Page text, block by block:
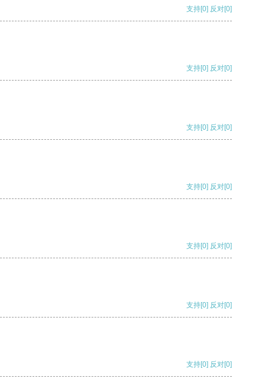
支持[0] 反对[0]
支持[0] 反对[0]
支持[0] 反对[0]
支持[0] 反对[0]
支持[0] 反对[0]
支持[0] 反对[0]
支持[0] 反对[0]